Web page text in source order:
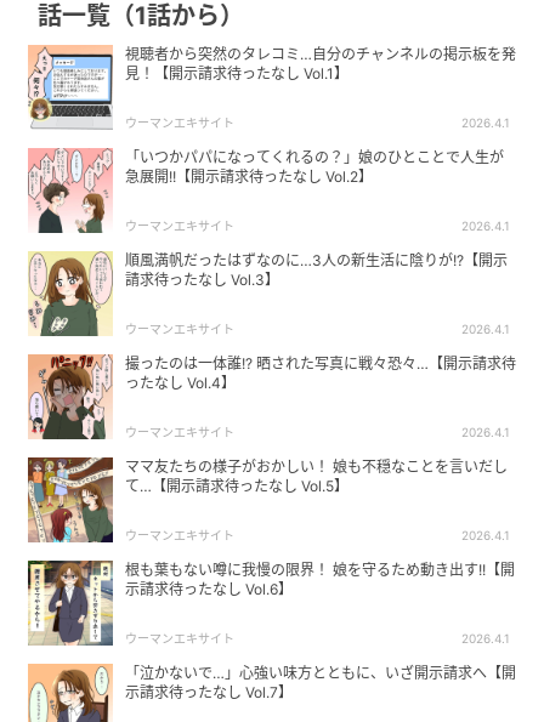
話一覧（1話から）
視聴者から突然のタレコミ…自分のチャンネルの掲示板を発
見！【開示請求待ったなし Vol.1】
ウーマンエキサイト 2026.4.1
「いつかパパになってくれるの？」娘のひとことで人生が
急展開!!【開示請求待ったなし Vol.2】
ウーマンエキサイト 2026.4.1
順風満帆だったはずなのに…3人の新生活に陰りが!?【開示
請求待ったなし Vol.3】
ウーマンエキサイト 2026.4.1
撮ったのは一体誰!? 晒された写真に戦々恐々…【開示請求待
ったなし Vol.4】
ウーマンエキサイト 2026.4.1
ママ友たちの様子がおかしい！ 娘も不穏なことを言いだし
て…【開示請求待ったなし Vol.5】
ウーマンエキサイト 2026.4.1
根も葉もない噂に我慢の限界！ 娘を守るため動き出す!!【開
示請求待ったなし Vol.6】
ウーマンエキサイト 2026.4.1
「泣かないで…」心強い味方とともに、いざ開示請求へ【開
示請求待ったなし Vol.7】